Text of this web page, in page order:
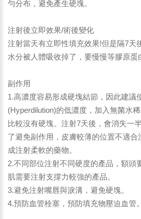
勻分布，避免產生硬塊。
注射後立即效果/術後變化
注射當天有立即性填充效果!但是隔7天
水分被人體吸收掉了，要慢慢等膠原蛋
副作用
1.高濃度容易形成硬塊結節，因此建議
(Hyperdilution)的低濃度，加入無菌水
比較沒有硬塊。注射7天後，會消失一
了避免副作用，皮膚較薄的位置不適合
成注射柔軟的藥物。
2.不同部位注射不同硬度的產品，額頭
肌需要注射支撐力較強的產品。
3.避免注射嘴唇與淚溝，避免硬塊。
4.預防血管栓塞，預防填充物壓迫血管。